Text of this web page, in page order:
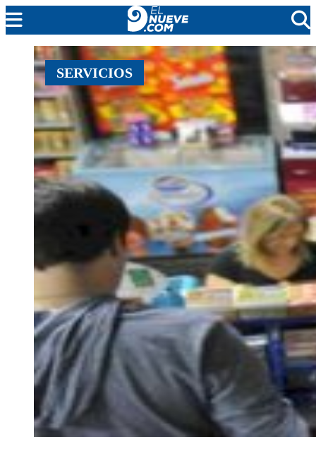
MENDOZA
CADA DÍA
ARGENTINA
NOTICIERO 9
PROTAGONISTAS
EL NUEVE STREAMS
PROGRAMACIÓN
EN VIVO
SERVICIOS